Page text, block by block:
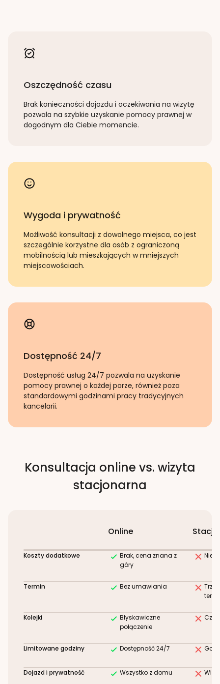
Oszczędność czasu
Brak konieczności dojazdu i oczekiwania na wizytę
pozwala na szybkie uzyskanie pomocy prawnej w
dogodnym dla Ciebie momencie.
Wygoda i prywatność
Możliwość konsultacji z dowolnego miejsca, co jest
szczególnie korzystne dla osób z ograniczoną
mobilnością lub mieszkających w mniejszych
miejscowościach.
Dostępność 24/7
Dostępność usług 24/7 pozwala na uzyskanie
pomocy prawnej o każdej porze, również poza
standardowymi godzinami pracy tradycyjnych
kancelarii.
Konsultacja online vs. wizyta
stacjonarna
Online
Koszty dodatkowe
Brak, cena znana z
góry
Termin Bez umawiania
Kolejki
Błyskawiczne
połączenie
Limitowane godziny Dostępność 24/7
Dojazd i prywatność Wszystko z domu